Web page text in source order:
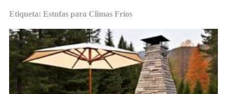
Etiqueta: Estufas para Climas Fríos